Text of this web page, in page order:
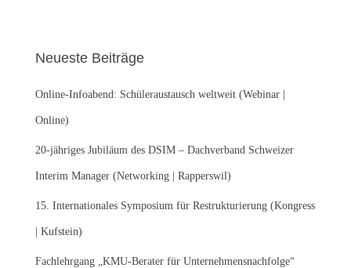
n
a
c
:
Neueste Beiträge
Online-Infoabend: Schüleraustausch weltweit (Webinar |
Online)
20-jähriges Jubiläum des DSIM – Dachverband Schweizer
Interim Manager (Networking | Rapperswil)
15. Internationales Symposium für Restrukturierung (Kongress
| Kufstein)
Fachlehrgang „KMU-Berater für Unternehmensnachfolge“